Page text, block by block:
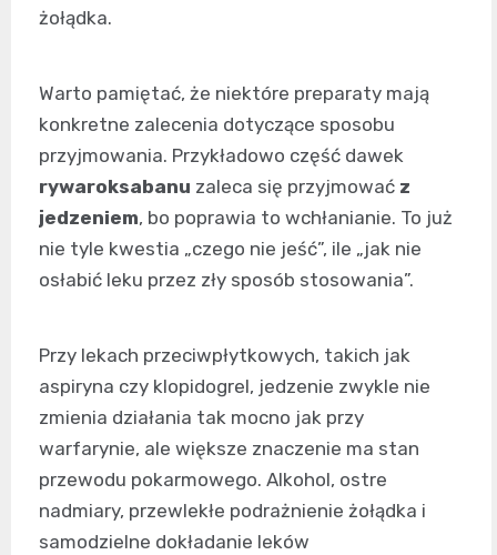
żołądka.
Warto pamiętać, że niektóre preparaty mają
konkretne zalecenia dotyczące sposobu
przyjmowania. Przykładowo część dawek
rywaroksabanu zaleca się przyjmować z
jedzeniem, bo poprawia to wchłanianie. To już
nie tyle kwestia „czego nie jeść”, ile „jak nie
osłabić leku przez zły sposób stosowania”.
Przy lekach przeciwpłytkowych, takich jak
aspiryna czy klopidogrel, jedzenie zwykle nie
zmienia działania tak mocno jak przy
warfarynie, ale większe znaczenie ma stan
przewodu pokarmowego. Alkohol, ostre
nadmiary, przewlekłe podrażnienie żołądka i
samodzielne dokładanie leków